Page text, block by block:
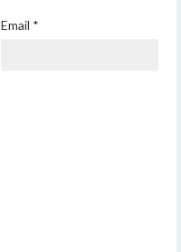
Email *